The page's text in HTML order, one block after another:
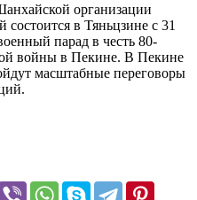
организации
в Тяньцзине с 31
парад в честь 80-
войны в Пекине. В Пекине
масштабные переговоры